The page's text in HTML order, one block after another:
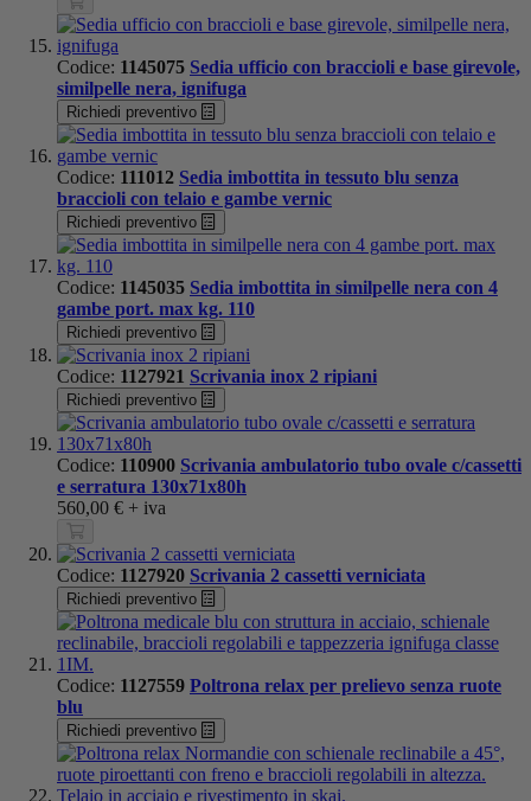
Codice: 1145075 Sedia ufficio con braccioli e base girevole,
similpelle nera, ignifuga
Richiedi preventivo
Codice: 111012 Sedia imbottita in tessuto blu senza
braccioli con telaio e gambe vernic
Richiedi preventivo
Codice: 1145035 Sedia imbottita in similpelle nera con 4
gambe port. max kg. 110
Richiedi preventivo
Codice: 1127921 Scrivania inox 2 ripiani
Richiedi preventivo
Codice: 110900 Scrivania ambulatorio tubo ovale c/cassetti
e serratura 130x71x80h
560,00 € + iva
Codice: 1127920 Scrivania 2 cassetti verniciata
Richiedi preventivo
Codice: 1127559 Poltrona relax per prelievo senza ruote
blu
Richiedi preventivo